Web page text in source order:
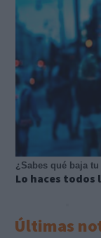
¿Sabes qué baja
Lo haces todos
Últimas